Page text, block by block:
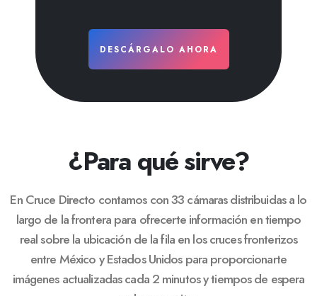
DESCÁRGALO AHORA
¿Para qué sirve?
En Cruce Directo contamos con 33 cámaras distribuidas a lo
largo de la frontera para ofrecerte información en tiempo
real sobre la ubicación de la fila en los cruces fronterizos
entre México y Estados Unidos para proporcionarte
imágenes actualizadas cada 2 minutos y tiempos de espera